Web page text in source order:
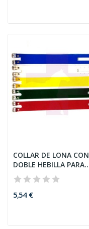
COLLAR DE LONA CON
DOBLE HEBILLA PARA
CABRAS,...
5,54 €